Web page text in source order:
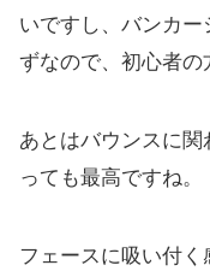
いですし、 バンカー
ずなので、 初心者の
あとはバウンスに関
っても最高ですね。
フェースに吸い付く